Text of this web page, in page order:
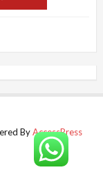
ByAccessPress